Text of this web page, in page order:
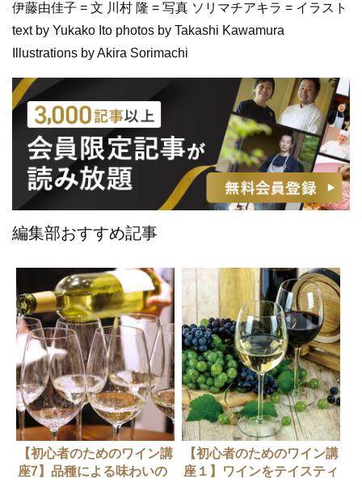
伊藤由佳子 = 文 川村 隆 = 写真 ソリマチアキラ = イラスト
text by Yukako Ito photos by Takashi Kawamura
Illustrations by Akira Sorimachi
編集部おすすめ記事
【初心者のためのワイン講
座7】品種による味わいの
【初心者のためのワイン講
座１】ワインをテイスティ